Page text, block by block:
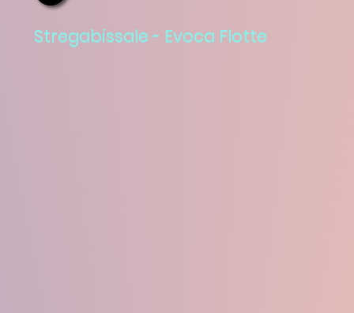
Stregabissale - Evoca Flotte